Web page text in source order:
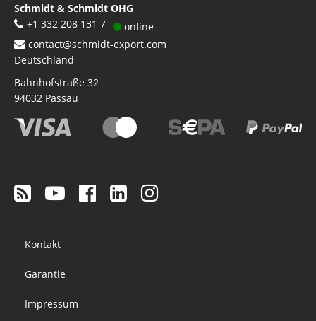
Schmidt & Schmidt OHG
+1 332 208 131 7
online
contact@schmidt-export.com
Deutschland
Bahnhofstraße 32
94032 Passau
menu
Kontakt
Garantie
Impressum